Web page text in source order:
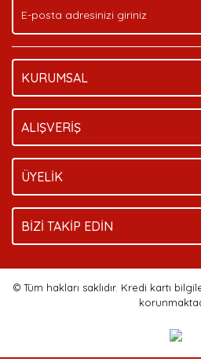
KURUMSAL
ALIŞVERİŞ
ÜYELİK
BİZİ TAKİP EDİN
© Tüm hakları saklıdır. Kredi kartı